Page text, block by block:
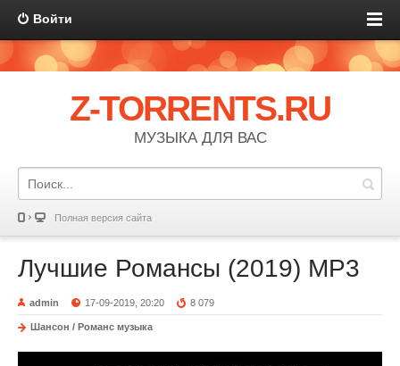
Войти
Z-TORRENTS.RU
МУЗЫКА ДЛЯ ВАС
Полная версия сайта
Лучшие Романсы (2019) MP3
admin 17-09-2019, 20:20 8 079
Шансон / Романс музыка